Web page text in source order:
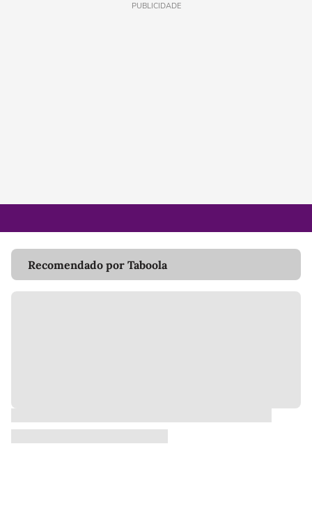
PUBLICIDADE
Recomendado por Taboola